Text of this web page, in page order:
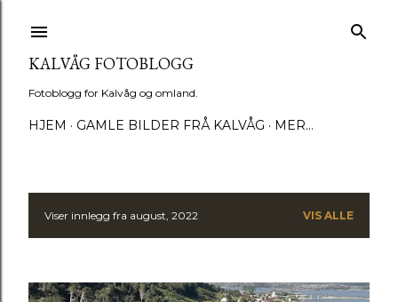
KALVÅG FOTOBLOGG
Fotoblogg for Kalvåg og omland.
HJEM GAMLE BILDER FRÅ KALVÅG MER…
I Viser innlegg fra august, 2022 VIS ALLE